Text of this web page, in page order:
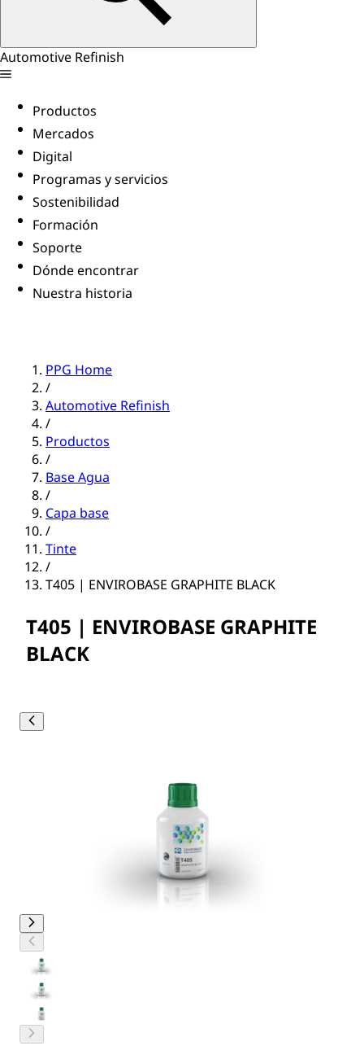
Automotive Refinish
Productos
Mercados
Digital
Programas y servicios
Sostenibilidad
Formación
Soporte
Dónde encontrar
Nuestra historia
PPG Home
/
Automotive Refinish
/
Productos
/
Base Agua
/
Capa base
/
Tinte
/
T405 | ENVIROBASE GRAPHITE BLACK
T405 | ENVIROBASE GRAPHITE
BLACK